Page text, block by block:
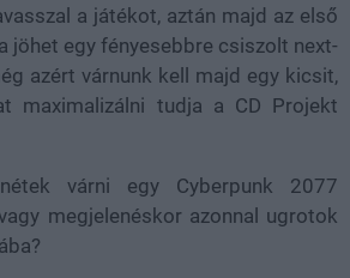
a játékot, aztán majd az első
jöhet egy fényesebbre csiszolt next-
azért várnunk kell majd egy kicsit,
maximalizálni tudja a CD Projekt
várni egy Cyberpunk 2077
megjelenéskor azonnal ugrotok